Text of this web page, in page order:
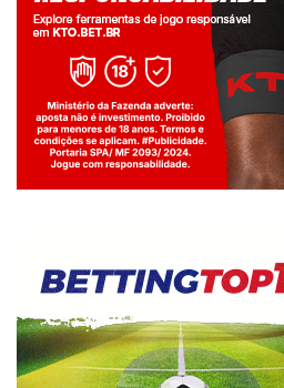
Jogue com responsabilidade. 18+